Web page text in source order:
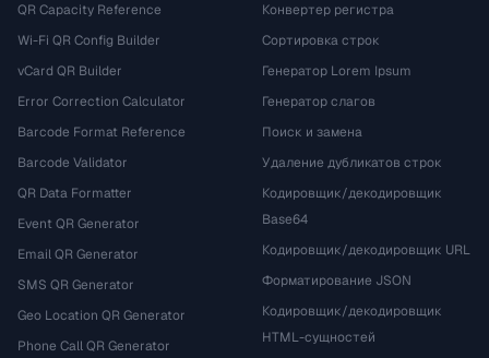
QR Capacity Reference
Wi-Fi QR Config Builder
vCard QR Builder
Error Correction Calculator
Barcode Format Reference
Barcode Validator
QR Data Formatter
Event QR Generator
Email QR Generator
SMS QR Generator
Geo Location QR Generator
Phone Call QR Generator
Конвертер регистра
Сортировка строк
Генератор Lorem Ipsum
Генератор слагов
Поиск и замена
Удаление дубликатов строк
Кодировщик/декодировщик
Base64
Кодировщик/декодировщик URL
Форматирование JSON
Кодировщик/декодировщик
HTML-сущностей